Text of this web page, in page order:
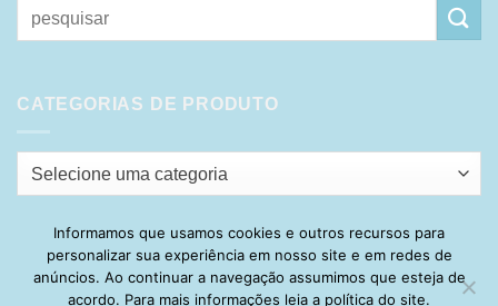
Pesquisar
por:
CATEGORIAS DE PRODUTO
Selecione uma categoria
Visa PayPal Stripe MasterCard
Cash
On
HOME SOBRE POLÍTICA DE PRIVACIDADE ENTREGA
Informamos que usamos cookies e outros recursos para
personalizar sua experiência em nosso site e em redes de
anúncios. Ao continuar a navegação assumimos que esteja de
acordo. Para mais informações leia a política do site.